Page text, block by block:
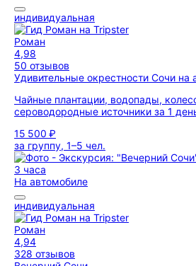
индивидуальная
Роман
4,98
50 отзывов
Удивительные окрестности Сочи на
Чайные плантации, водопады,
сероводородные источники за 1
15 500 ₽
за группу, 1–5 чел.
3 часа
На автомобиле
индивидуальная
Роман
4,94
328 отзывов